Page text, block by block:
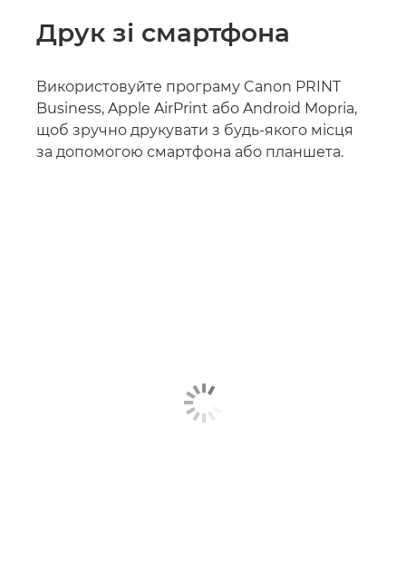
Друк зі смартфона
Використовуйте програму Canon PRINT
Business, Apple AirPrint або Android Mopria,
щоб зручно друкувати з будь-якого місця
за допомогою смартфона або планшета.